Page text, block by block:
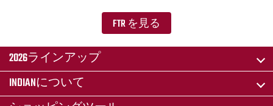
FTR を見る
2026ラインアップ
INDIANについて